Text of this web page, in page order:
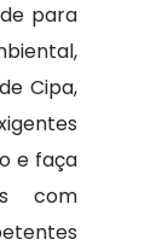
para
Cipa,
e faça
com